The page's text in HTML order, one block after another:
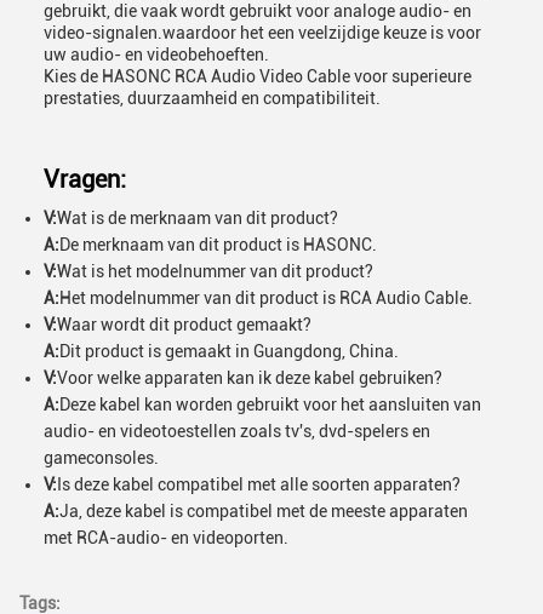
gebruikt, die vaak wordt gebruikt voor analoge audio- en
video-signalen.waardoor het een veelzijdige keuze is voor
uw audio- en videobehoeften.
Kies de HASONC RCA Audio Video Cable voor superieure
prestaties, duurzaamheid en compatibiliteit.
Vragen:
V:Wat is de merknaam van dit product?
A:De merknaam van dit product is HASONC.
V:Wat is het modelnummer van dit product?
A:Het modelnummer van dit product is RCA Audio Cable.
V:Waar wordt dit product gemaakt?
A:Dit product is gemaakt in Guangdong, China.
V:Voor welke apparaten kan ik deze kabel gebruiken?
A:Deze kabel kan worden gebruikt voor het aansluiten van
audio- en videotoestellen zoals tv's, dvd-spelers en
gameconsoles.
V: Is deze kabel compatibel met alle soorten apparaten?
A:Ja, deze kabel is compatibel met de meeste apparaten
met RCA-audio- en videoporten.
Tags: